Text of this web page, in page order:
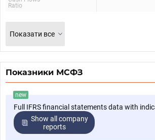
Ratio
Показати все
Показники МСФЗ
new
Full IFRS financial statements data with
Show all company
reports